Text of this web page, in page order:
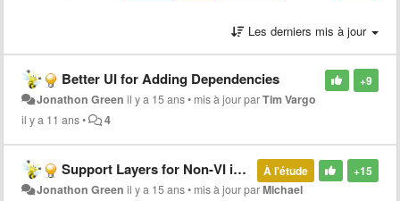
Les derniers mis à jour
+9
Better UI for Adding Dependencies
Jonathon Green il y a 15 ans• mis à jour parTim Vargo
il y a 11 ans• 4
+15
À l'étude
Support Layers for Non-VI icons (Sub-Palettes, category, etc)
Jonathon Green il y a 15 ans• mis à jour parMichael